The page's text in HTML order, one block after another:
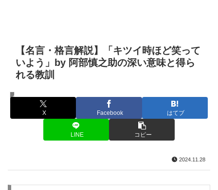
【名言・格言解説】「キツイ時ほど笑って
いよう」by 阿部慎之助の深い意味と得ら
れる教訓
名言・格言
X Facebook はてブ
LINE コピー
2024.11.28